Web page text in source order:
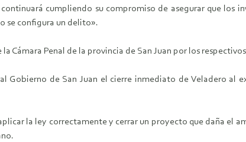
cumpliendo su compromiso de asegurar que los
se configura un delito».
Cámara Penal de la provincia de San Juan por los
Gobierno de San Juan el cierre inmediato de Veladero
la ley correctamente y cerrar un proyecto que daña el